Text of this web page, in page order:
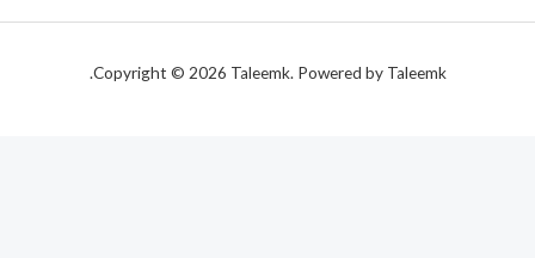
Copyright © 2026 Taleemk. Powered by Taleemk.